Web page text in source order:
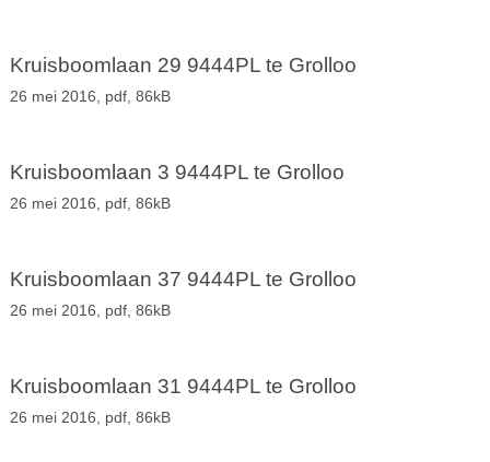
Kruisboomlaan 29 9444PL te Grolloo
26 mei 2016, pdf, 86kB
Kruisboomlaan 3 9444PL te Grolloo
26 mei 2016, pdf, 86kB
Kruisboomlaan 37 9444PL te Grolloo
26 mei 2016, pdf, 86kB
Kruisboomlaan 31 9444PL te Grolloo
26 mei 2016, pdf, 86kB